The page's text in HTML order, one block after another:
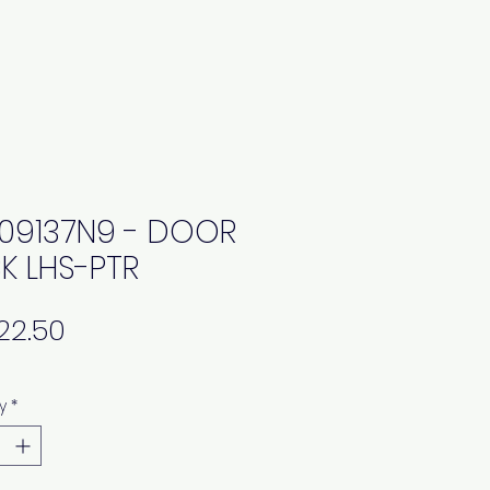
- DOOR
LHS-PTR
*